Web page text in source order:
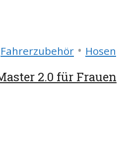
Fahrerzubehör • Hosen
2.0 für Frauen